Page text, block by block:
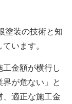
塗装の技術と知
います。
金額が横行し
が危ない」と
、適正な施工金